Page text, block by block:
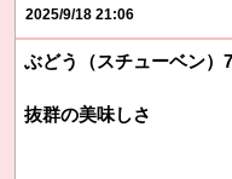
2025/9/18 21:06
ぶどう（スチューベン）
抜群の美味しさ